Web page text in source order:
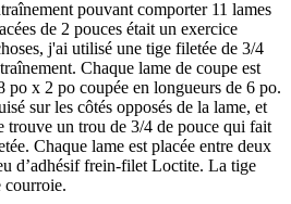
pouvant comporter 11 lames
de 2 pouces était un exercice
j'ai utilisé une tige filetée de 3/4
Chaque lame de coupe est
po x 2 po coupée en longueurs de 6 po.
sur les côtés opposés de la lame, et
trouve un trou de 3/4 de pouce qui fait
Chaque lame est placée entre deux
d’adhésif frein-filet Loctite. La tige
courroie.